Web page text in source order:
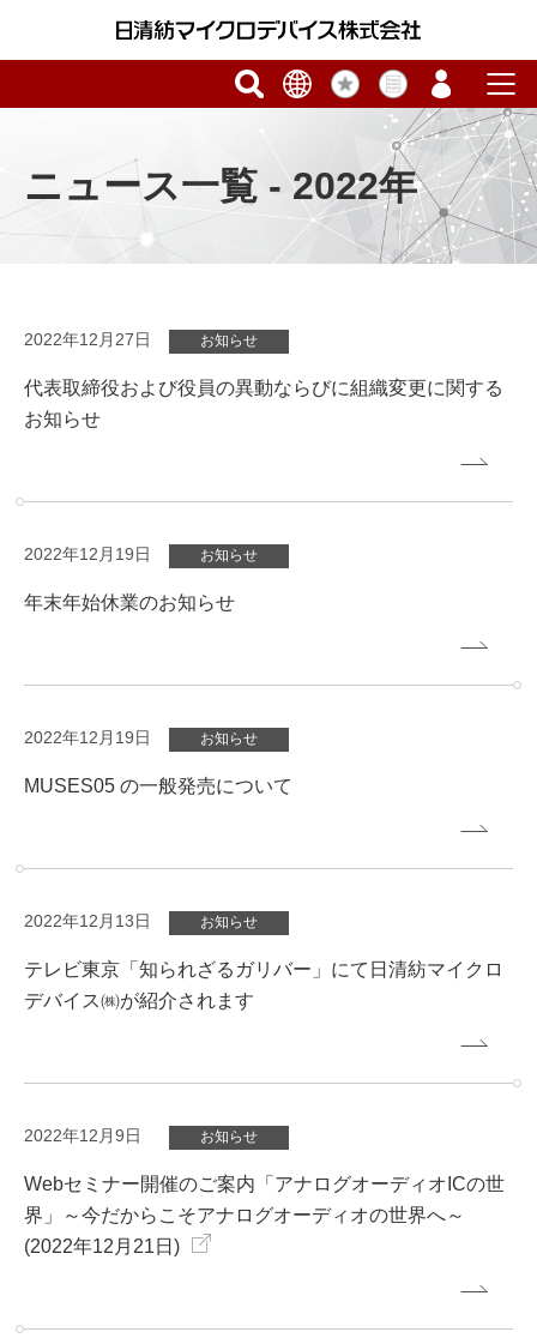
ニュース一覧 - 2022年
2022年12月27日 お知らせ
代表取締役および役員の異動ならびに組織変更に関する
お知らせ
2022年12月19日 お知らせ
年末年始休業のお知らせ
2022年12月19日 お知らせ
MUSES05 の一般発売について
2022年12月13日 お知らせ
テレビ東京「知られざるガリバー」にて日清紡マイクロ
デバイス㈱が紹介されます
2022年12月9日 お知らせ
Webセミナー開催のご案内「アナログオーディオICの世
界」～今だからこそアナログオーディオの世界へ～
(2022年12月21日)